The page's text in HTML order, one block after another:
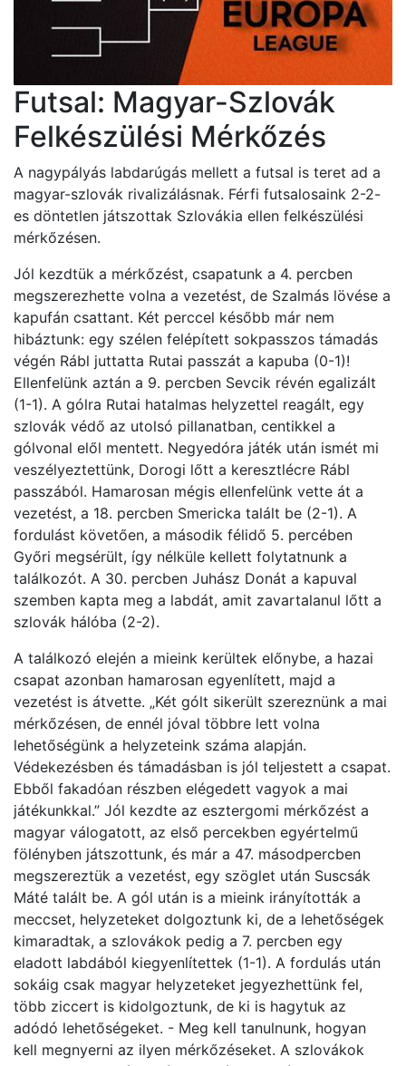
Futsal: Magyar-Szlovák
Felkészülési Mérkőzés
A nagypályás labdarúgás mellett a futsal is teret ad a
magyar-szlovák rivalizálásnak. Férfi futsalosaink 2-2-
es döntetlen játszottak Szlovákia ellen felkészülési
mérkőzésen.
Jól kezdtük a mérkőzést, csapatunk a 4. percben
megszerezhette volna a vezetést, de Szalmás lövése a
kapufán csattant. Két perccel később már nem
hibáztunk: egy szélen felépített sokpasszos támadás
végén Rábl juttatta Rutai passzát a kapuba (0-1)!
Ellenfelünk aztán a 9. percben Sevcik révén egalizált
(1-1). A gólra Rutai hatalmas helyzettel reagált, egy
szlovák védő az utolsó pillanatban, centikkel a
gólvonal elől mentett. Negyedóra játék után ismét mi
veszélyeztettünk, Dorogi lőtt a keresztlécre Rábl
passzából. Hamarosan mégis ellenfelünk vette át a
vezetést, a 18. percben Smericka talált be (2-1). A
fordulást követően, a második félidő 5. percében
Győri megsérült, így nélküle kellett folytatnunk a
találkozót. A 30. percben Juhász Donát a kapuval
szemben kapta meg a labdát, amit zavartalanul lőtt a
szlovák hálóba (2-2).
A találkozó elején a mieink kerültek előnybe, a hazai
csapat azonban hamarosan egyenlített, majd a
vezetést is átvette. „Két gólt sikerült szereznünk a mai
mérkőzésen, de ennél jóval többre lett volna
lehetőségünk a helyzeteink száma alapján.
Védekezésben és támadásban is jól teljestett a csapat.
Ebből fakadóan részben elégedett vagyok a mai
játékunkkal.” Jól kezdte az esztergomi mérkőzést a
magyar válogatott, az első percekben egyértelmű
fölényben játszottunk, és már a 47. másodpercben
megszereztük a vezetést, egy szöglet után Suscsák
Máté talált be. A gól után is a mieink irányították a
meccset, helyzeteket dolgoztunk ki, de a lehetőségek
kimaradtak, a szlovákok pedig a 7. percben egy
eladott labdából kiegyenlítettek (1-1). A fordulás után
sokáig csak magyar helyzeteket jegyezhettünk fel,
több ziccert is kidolgoztunk, de ki is hagytuk az
adódó lehetőségeket. - Meg kell tanulnunk, hogyan
kell megnyerni az ilyen mérkőzéseket. A szlovákok